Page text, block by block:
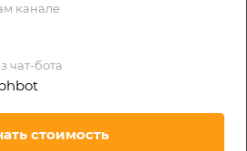
канале
чат-бота
стоимость